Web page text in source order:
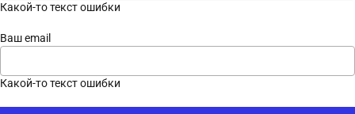
Какой-то текст ошибки
Ваш email
Какой-то текст ошибки